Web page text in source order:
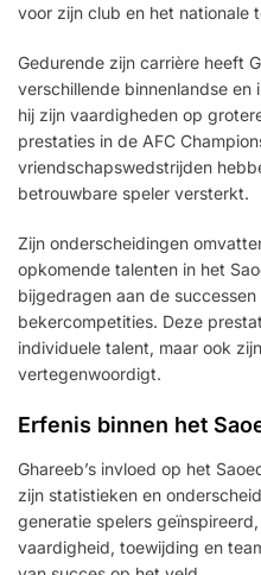
voor zijn club en het nationale
Gedurende zijn carrière heeft
verschillende binnenlandse en
hij zijn vaardigheden op
prestaties in de AFC
vriendschapswedstrijden
betrouwbare speler versterkt.
Zijn onderscheidingen
opkomende talenten in het
bijgedragen aan de
bekercompetities. Deze
individuele talent, maar ook
vertegenwoordigt.
Erfenis binnen het
Ghareeb’s invloed op het
zijn statistieken en
generatie spelers
vaardigheid, toewijding en